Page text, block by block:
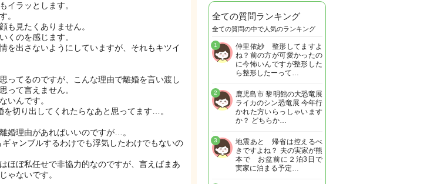
イラッとします。
。
も見たくありません。
くのを感じます。
を出さないようにしていますが、それもキツイ
ってるのですが、こんな理由で離婚を言い渡し
って言えません。
いんです。
を切り出してくれたらなあと思ってます…。
婚理由があればいいのですが…。
ャンブルするわけでも浮気したわけでもないの
ほぼ私任せで非協力的なのですが、言えばまあ
ゃないです。
全ての質問ランキング
全ての質問の中で人気のランキング
仲里依紗 整形してますよ
ね？前の方が可愛かったの
に今怖いんですが整形した
ら整形したーって…
1
鹿児島市 黎明館の大恐竜展
ライカのシン恐竜展 今年行
かれた方いらっしゃいます
か？ どちらか…
2
地震あと 帰省は控えるべ
きですよね？ 夫の実家が熊
本で お盆前に２泊3日で
実家に泊まる予定…
3